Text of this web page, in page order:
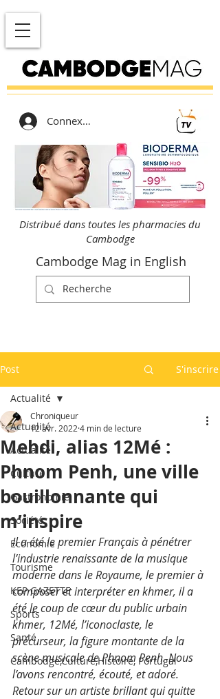
Connexion
Distribué dans toutes les pharmacies du
Cambodge
Cambodge Mag in English
Post S'inscrire
Actualité
Actualité
Culture
Gastronomie
Société
Economie
Tourisme
KEP GAZETTE
Sports
Santé
Cambodge,Culture,Histoire, Portugal
Actualité
Mehdi, alias 12Mé :
Phnom Penh, une ville
bouillonnante qui
m’inspire
Chroniqueur
12 avr. 2022 4 min de lecture
Il a été le premier Français à pénétrer
l’industrie renaissante de la musique
moderne dans le Royaume, le premier à
composer et interpréter en khmer, il a
été le coup de cœur du public urbain
khmer, 12Mé, l’iconoclaste, le
précurseur, la figure montante de la
scène musicale de Phnom Penh. Nous
l’avons rencontré, écouté, et adoré.
Retour sur un artiste brillant qui quitte